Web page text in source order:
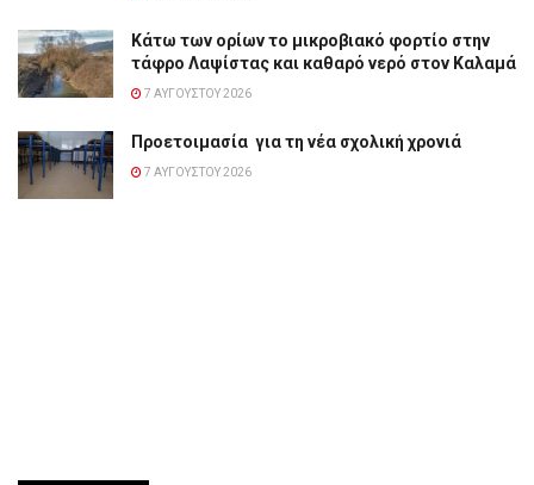
Κάτω των ορίων το μικροβιακό φορτίο στην
τάφρο Λαψίστας και καθαρό νερό στον Καλαμά
7 ΑΥΓΟΎΣΤΟΥ 2026
Προετοιμασία για τη νέα σχολική χρονιά
7 ΑΥΓΟΎΣΤΟΥ 2026